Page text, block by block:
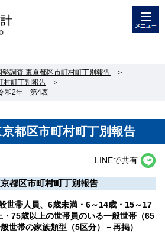
勢調査 東京都区市町村町丁別報告
＞
村町丁別報告
＞
和2年 第4表
都区市町村町丁別報告
LINEで共有
都区市町村町丁別報告
帯人員、6歳未満・6～14歳・15～17
75歳以上の世帯員のいる一般世帯（65
世帯の家族類型（5区分）－再掲）